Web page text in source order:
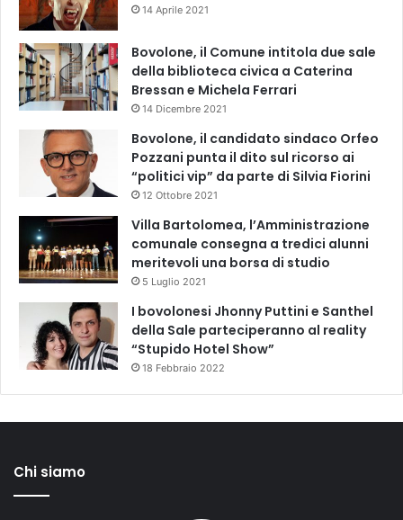
14 Aprile 2021
Bovolone, il Comune intitola due sale
della biblioteca civica a Caterina
Bressan e Michela Ferrari
14 Dicembre 2021
Bovolone, il candidato sindaco Orfeo
Pozzani punta il dito sul ricorso ai
“politici vip” da parte di Silvia Fiorini
12 Ottobre 2021
Villa Bartolomea, l’Amministrazione
comunale consegna a tredici alunni
meritevoli una borsa di studio
5 Luglio 2021
I bovolonesi Jhonny Puttini e Santhel
della Sale parteciperanno al reality
“Stupido Hotel Show”
18 Febbraio 2022
Chi siamo